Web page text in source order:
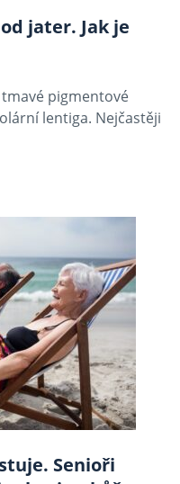
jater. Jak je
pigmentové
lentiga. Nejčastěji
Senioři